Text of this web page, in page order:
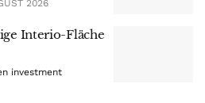
2026
Interio-Fläche
investment